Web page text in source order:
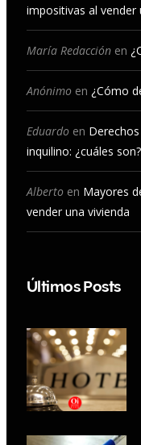
o
o
impositivas al vender
María Redacción en
Anónimo en ¿Cómo
Eduardo en
inquilino: ¿cuáles son?
Alberto en Mayores
vender una vivienda
Últimos Posts